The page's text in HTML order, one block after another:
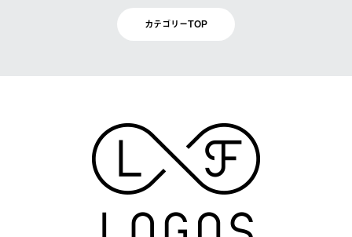
カテゴリーTOP